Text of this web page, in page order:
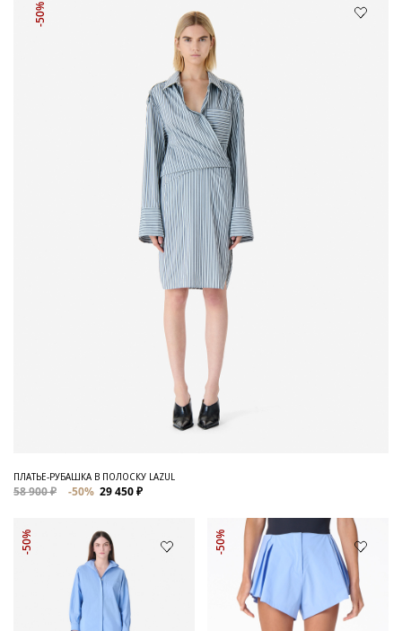
-50%
ПЛАТЬЕ-РУБАШКА В ПОЛОСКУ LAZUL
58 900 ₽ -50% 29 450 ₽
-50% -50%